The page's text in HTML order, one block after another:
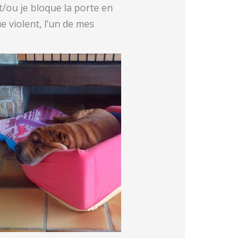
ou je bloque la porte en
violent, l’un de mes